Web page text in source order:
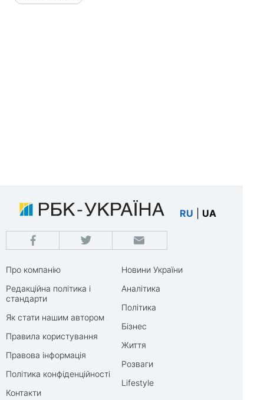
RU UA
Про компанію
Редакційна політика і
стандарти
Як стати нашим автором
Правила користування
Правова інформація
Політика конфіденційності
Контакти
Новини України
Аналітика
Політика
Бізнес
Життя
Розваги
Lifestyle